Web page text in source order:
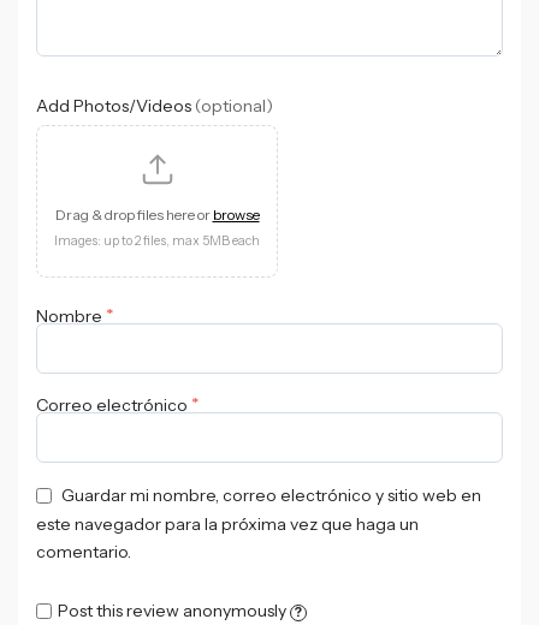
Add Photos/Videos (optional)
Drag & drop files here or browse
Images: up to 2 files, max 5MB each
Nombre *
Correo electrónico *
Guardar mi nombre, correo electrónico y sitio web en
este navegador para la próxima vez que haga un
comentario.
Post this review anonymously ?